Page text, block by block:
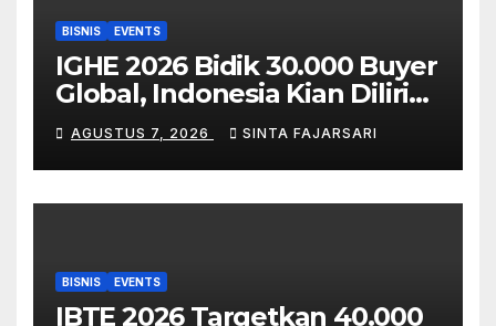
BISNIS EVENTS
IGHE 2026 Bidik 30.000 Buyer
Global, Indonesia Kian Dilirik
sebagai Pasar Strategis
Industri Housewares ASEAN
AGUSTUS 7, 2026 SINTA FAJARSARI
BISNIS EVENTS
IBTE 2026 Targetkan 40.000